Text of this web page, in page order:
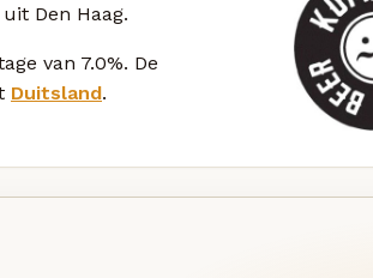
uit Den Haag.
van 7.0%. De
Duitsland.